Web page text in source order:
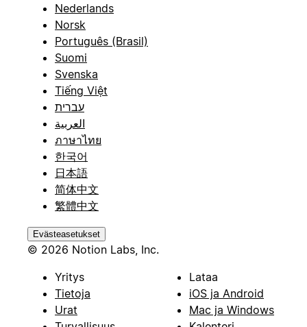
Nederlands
Norsk
Português (Brasil)
Suomi
Svenska
Tiếng Việt
עברית
العربية
ภาษาไทย
한국어
日本語
简体中文
繁體中文
Evästeasetukset
© 2026 Notion Labs, Inc.
Yritys
Tietoja
Urat
Lataa
iOS ja Android
Mac ja Windows